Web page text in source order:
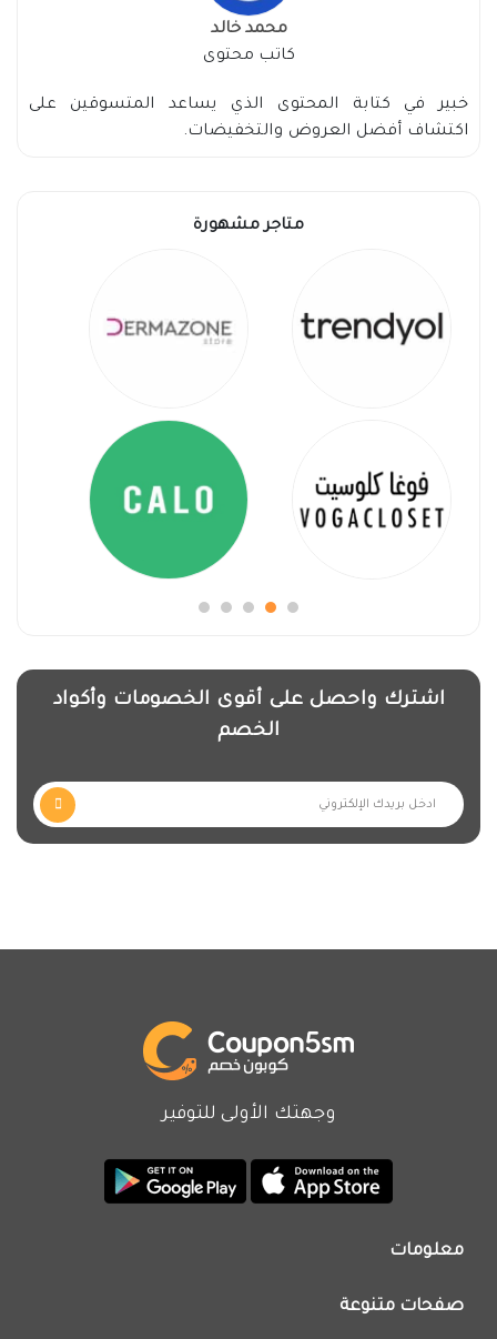
محمد خالد
كاتب محتوى
خبير في كتابة المحتوى الذي يساعد المتسوقين على
اكتشاف أفضل العروض والتخفيضات.
متاجر مشهورة
اشترك واحصل على أقوى الخصومات وأكواد
الخصم
وجهتك الأولى للتوفير
معلومات
اتصل بنا
صفحات متنوعة